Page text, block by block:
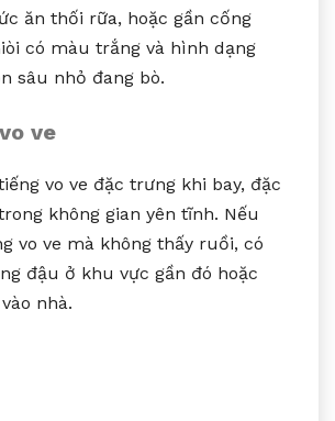
ăn thối rữa, hoặc gần cống
có màu trắng và hình dạng
sâu nhỏ đang bò.
ve
vo ve đặc trưng khi bay, đặc
không gian yên tĩnh. Nếu
vo ve mà không thấy ruồi, có
đậu ở khu vực gần đó hoặc
nhà.